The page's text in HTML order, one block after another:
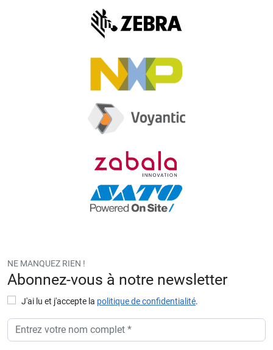
NE MANQUEZ RIEN !
Abonnez-vous à notre newsletter
J'ai lu et j'accepte la politique de confidentialité.